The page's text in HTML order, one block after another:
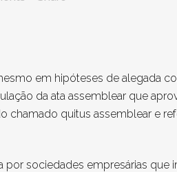
em hipóteses de alegada
da ata assemblear que
chamado quitus assemblear e
sociedades empresárias que